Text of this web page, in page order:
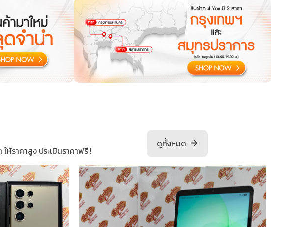
ราคาสูง ประเมินราคาฟรี !
ดูทั้งหมด